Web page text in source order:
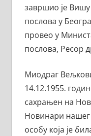
завршио је
послова у
провео у
послова, Ресор
Миодраг
14.12.1955.
сахрањен на
Новинари нашег
особу која је